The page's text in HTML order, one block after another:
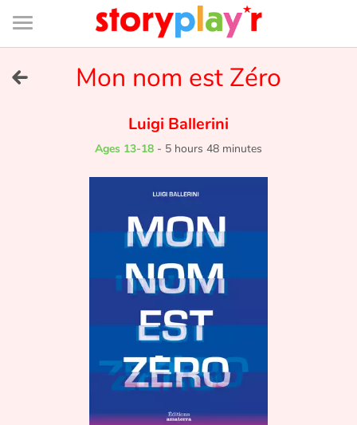
Connexion
Bibliothèque
de
page
Tales and classics in french
Fable, myth, literature and poetry
Mon nom est Zéro
Luigi Ballerini
Ages 13-18 - 5 hours 48 minutes